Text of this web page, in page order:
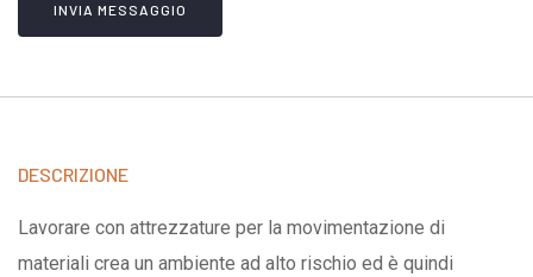
INVIA MESSAGGIO
DESCRIZIONE
Lavorare con attrezzature per la movimentazione di
materiali crea un ambiente ad alto rischio ed è quindi